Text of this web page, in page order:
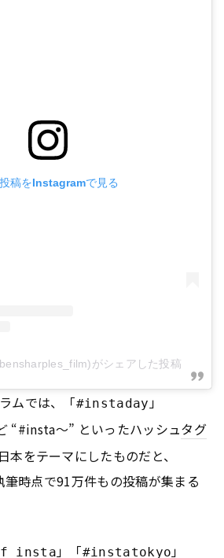
稿をInstagramで見る
がシェアした投稿
ムでは、「#instaday」
“#insta〜” といったハッシュタグ
本をテーマにしたものだと、
筆時点で91万件もの投稿が集まる
」「#instatokyo」